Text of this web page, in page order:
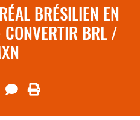
BRÉSILIEN EN
BRL /